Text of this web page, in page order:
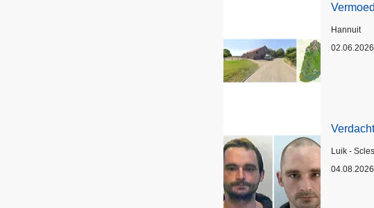
Plaats
Hannuit
02.06.2026
Plaats
Luik -
04.08.2026